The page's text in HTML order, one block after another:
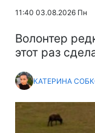
11:40 03.08.2026 Пн
Волонтер
этот раз
КАТЕРИНА